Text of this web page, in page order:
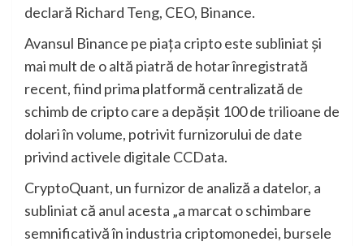
declară Richard Teng, CEO, Binance.
Avansul Binance pe piața cripto este subliniat și
mai mult de o altă piatră de hotar înregistrată
recent, fiind prima platformă centralizată de
schimb de cripto care a depășit 100 de trilioane de
dolari în volume, potrivit furnizorului de date
privind activele digitale CCData.
CryptoQuant, un furnizor de analiză a datelor, a
subliniat că anul acesta „a marcat o schimbare
semnificativă în industria criptomonedei, bursele